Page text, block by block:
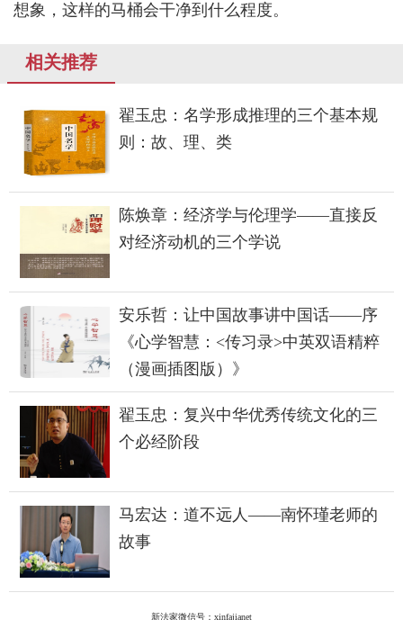
想象，这样的马桶会干净到什么程度。
相关推荐
翟玉忠：名学形成推理的三个基本规
则：故、理、类
陈焕章：经济学与伦理学——直接反
对经济动机的三个学说
安乐哲：让中国故事讲中国话——序
《心学智慧：<传习录>中英双语精粹
（漫画插图版）》
翟玉忠：复兴中华优秀传统文化的三
个必经阶段
马宏达：道不远人——南怀瑾老师的
故事
新法家微信号：xinfajianet